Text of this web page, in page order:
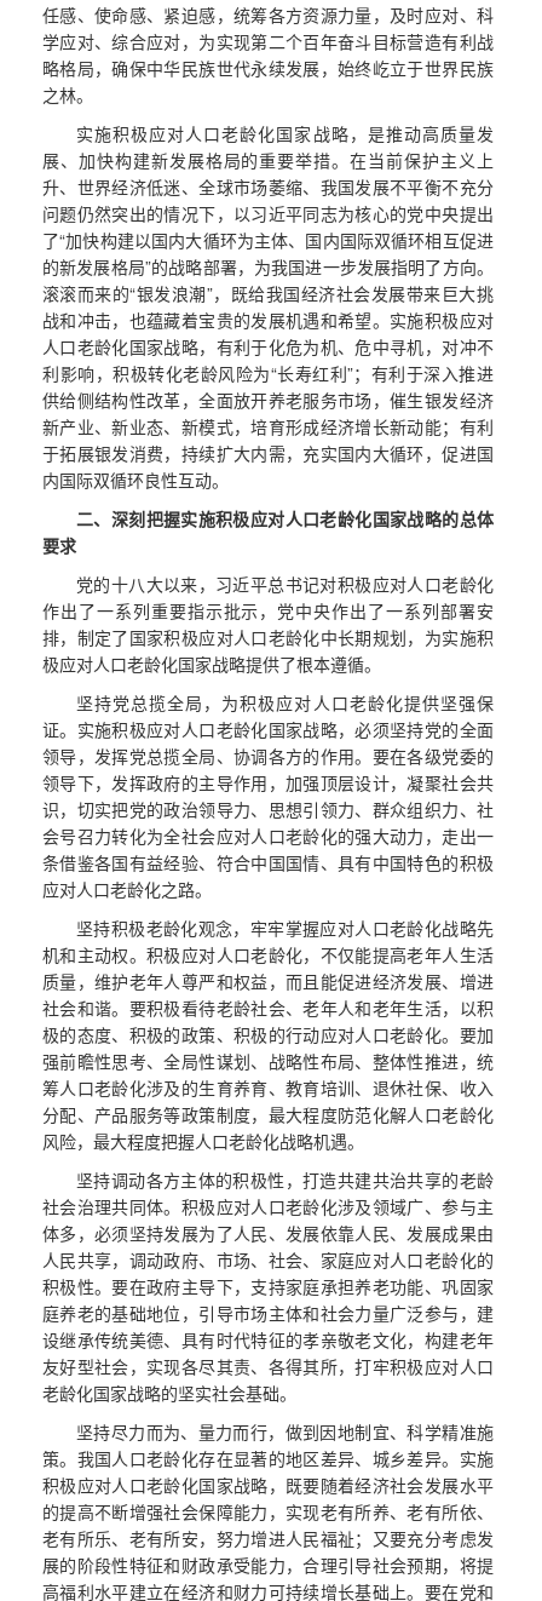
任感、使命感、紧迫感，统筹各方资源力量，及时应对、科
学应对、综合应对，为实现第二个百年奋斗目标营造有利战
略格局，确保中华民族世代永续发展，始终屹立于世界民族
之林。
实施积极应对人口老龄化国家战略，是推动高质量发
展、加快构建新发展格局的重要举措。在当前保护主义上
升、世界经济低迷、全球市场萎缩、我国发展不平衡不充分
问题仍然突出的情况下，以习近平同志为核心的党中央提出
了“加快构建以国内大循环为主体、国内国际双循环相互促进
的新发展格局”的战略部署，为我国进一步发展指明了方向。
滚滚而来的“银发浪潮”，既给我国经济社会发展带来巨大挑
战和冲击，也蕴藏着宝贵的发展机遇和希望。实施积极应对
人口老龄化国家战略，有利于化危为机、危中寻机，对冲不
利影响，积极转化老龄风险为“长寿红利”；有利于深入推进
供给侧结构性改革，全面放开养老服务市场，催生银发经济
新产业、新业态、新模式，培育形成经济增长新动能；有利
于拓展银发消费，持续扩大内需，充实国内大循环，促进国
内国际双循环良性互动。
二、深刻把握实施积极应对人口老龄化国家战略的总体
要求
党的十八大以来，习近平总书记对积极应对人口老龄化
作出了一系列重要指示批示，党中央作出了一系列部署安
排，制定了国家积极应对人口老龄化中长期规划，为实施积
极应对人口老龄化国家战略提供了根本遵循。
坚持党总揽全局，为积极应对人口老龄化提供坚强保
证。实施积极应对人口老龄化国家战略，必须坚持党的全面
领导，发挥党总揽全局、协调各方的作用。要在各级党委的
领导下，发挥政府的主导作用，加强顶层设计，凝聚社会共
识，切实把党的政治领导力、思想引领力、群众组织力、社
会号召力转化为全社会应对人口老龄化的强大动力，走出一
条借鉴各国有益经验、符合中国国情、具有中国特色的积极
应对人口老龄化之路。
坚持积极老龄化观念，牢牢掌握应对人口老龄化战略先
机和主动权。积极应对人口老龄化，不仅能提高老年人生活
质量，维护老年人尊严和权益，而且能促进经济发展、增进
社会和谐。要积极看待老龄社会、老年人和老年生活，以积
极的态度、积极的政策、积极的行动应对人口老龄化。要加
强前瞻性思考、全局性谋划、战略性布局、整体性推进，统
筹人口老龄化涉及的生育养育、教育培训、退休社保、收入
分配、产品服务等政策制度，最大程度防范化解人口老龄化
风险，最大程度把握人口老龄化战略机遇。
坚持调动各方主体的积极性，打造共建共治共享的老龄
社会治理共同体。积极应对人口老龄化涉及领域广、参与主
体多，必须坚持发展为了人民、发展依靠人民、发展成果由
人民共享，调动政府、市场、社会、家庭应对人口老龄化的
积极性。要在政府主导下，支持家庭承担养老功能、巩固家
庭养老的基础地位，引导市场主体和社会力量广泛参与，建
设继承传统美德、具有时代特征的孝亲敬老文化，构建老年
友好型社会，实现各尽其责、各得其所，打牢积极应对人口
老龄化国家战略的坚实社会基础。
坚持尽力而为、量力而行，做到因地制宜、科学精准施
策。我国人口老龄化存在显著的地区差异、城乡差异。实施
积极应对人口老龄化国家战略，既要随着经济社会发展水平
的提高不断增强社会保障能力，实现老有所养、老有所依、
老有所乐、老有所安，努力增进人民福祉；又要充分考虑发
展的阶段性特征和财政承受能力，合理引导社会预期，将提
高福利水平建立在经济和财力可持续增长基础上。要在党和